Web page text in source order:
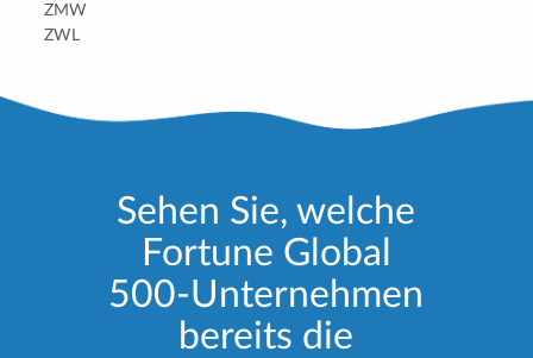
ZMW
ZWL
Sehen Sie, welche
Fortune Global
500-Unternehmen
bereits die